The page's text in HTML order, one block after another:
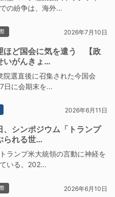
の紛争は、海外…
2026年7月10日
ほど国会に気を遣う 【政
いがんきょ…
選直後に召集された今国会
日に会期末を…
2026年6月11日
シンポジウム「トランプ
られる世…
ランプ米大統領の言動に神経を
いる。202…
2026年6月10日